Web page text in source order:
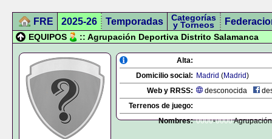
FRE 2025-26 Temporadas Categorías
y Torneos
EQUIPOS :: Agrupación Deportiva Distrito Salamanca
Alta:
Domicilio social: Madrid (Madrid)
Web y RRSS:
desconocida
Terrenos de juego:
Nombres: 0000-0000